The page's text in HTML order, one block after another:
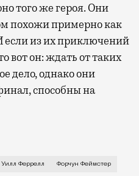
того же героя. Они
похожи примерно как
если из их приключений
вот он: ждать от таких
дело, однако они
способны на
Феррелл) был
Уилл Феррелл Форчун Феймстер